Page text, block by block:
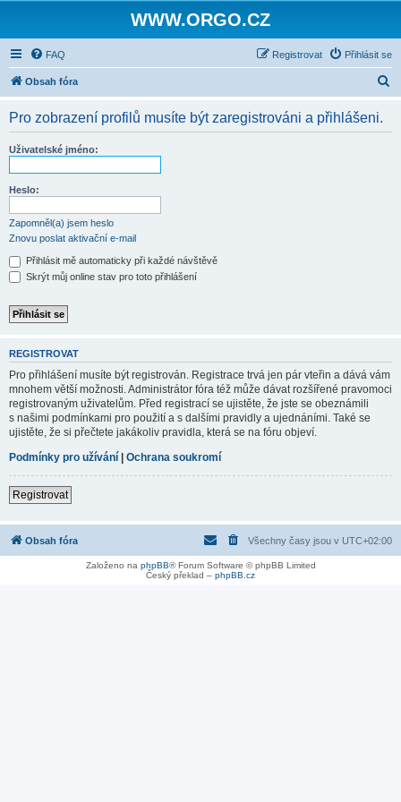
WWW.ORGO.CZ
FAQ Přihlásit se
Registrovat
Obsah fóra
Pro zobrazení profilů musíte být zaregistrováni a přihlášeni.
Uživatelské jméno:
Heslo:
Zapomněl(a) jsem heslo
Znovu poslat aktivační e-mail
Přihlásit mě automaticky při každé návštěvě
Skrýt můj online stav pro toto přihlášení
REGISTROVAT
Pro přihlášení musíte být registrován. Registrace trvá jen pár vteřin a dává vám
mnohem větší možnosti. Administrátor fóra též může dávat rozšířené pravomoci
registrovaným uživatelům. Před registrací se ujistěte, že jste se obeznámili
s našimi podmínkami pro použití a s dalšími pravidly a ujednáními. Také se
ujistěte, že si přečtete jakákoliv pravidla, která se na fóru objeví.
Podmínky pro užívání | Ochrana soukromí
Registrovat
Obsah fóra Všechny časy jsou v UTC+02:00
Založeno na phpBB® Forum Software © phpBB Limited
Český překlad – phpBB.cz